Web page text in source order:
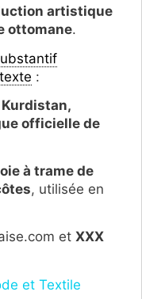
artistique
ottomane.
:
officielle de
à trame de
, utilisée en
et XXX
et Textile